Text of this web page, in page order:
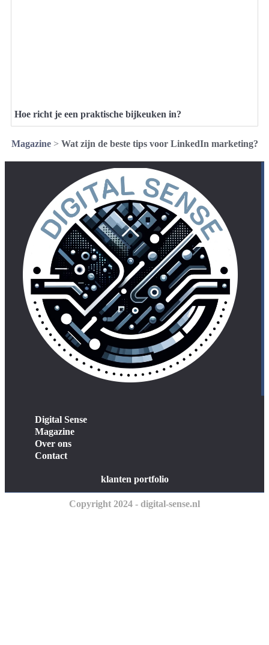
Hoe richt je een praktische bijkeuken in?
Magazine> Wat zijn de beste tips voor LinkedIn marketing?
Digital Sense
Magazine
Over ons
Contact
klanten portfolio
Copyright 2024 - digital-sense.nl